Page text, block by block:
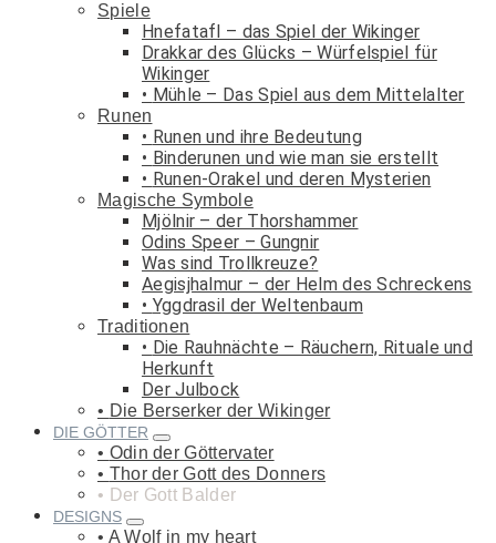
Spiele
Hnefatafl – das Spiel der Wikinger
Drakkar des Glücks – Würfelspiel für
Wikinger
Mühle – Das Spiel aus dem Mittelalter
Runen
Runen und ihre Bedeutung
Binderunen und wie man sie erstellt
Runen-Orakel und deren Mysterien
Magische Symbole
Mjölnir – der Thorshammer
Odins Speer – Gungnir
Was sind Trollkreuze?
Aegisjhalmur – der Helm des Schreckens
Yggdrasil der Weltenbaum
Traditionen
Die Rauhnächte – Räuchern, Rituale und
Herkunft
Der Julbock
Die Berserker der Wikinger
DIE GÖTTER
Odin der Göttervater
Thor der Gott des Donners
Der Gott Balder
DESIGNS
A Wolf in my heart